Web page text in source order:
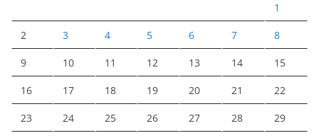
1
2 3 4 5 6 7 8
9 10 11 12 13 14 15
16 17 18 19 20 21 22
23 24 25 26 27 28 29